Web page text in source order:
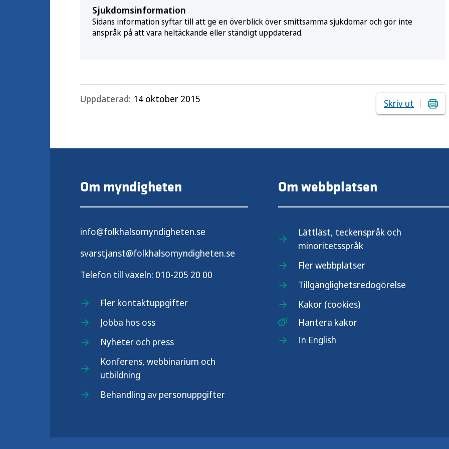
Sjukdomsinformation
Sidans information syftar till att ge en överblick över smittsamma sjukdomar och gör inte
anspråk på att vara heltäckande eller ständigt uppdaterad.
Uppdaterad: 14 oktober 2015 Skriv ut
Om myndigheten
info@folkhalsomyndigheten.se
svarstjanst@folkhalsomyndigheten.se
Telefon till växeln: 010-205 20 00
Fler kontaktuppgifter
Jobba hos oss
Nyheter och press
Konferens, webbinarium och
utbildning
Behandling av personuppgifter
Om webbplatsen
Lättläst, teckenspråk och
minoritetsspråk
Fler webbplatser
Tillgänglighetsredogörelse
Kakor (cookies)
Hantera kakor
In English